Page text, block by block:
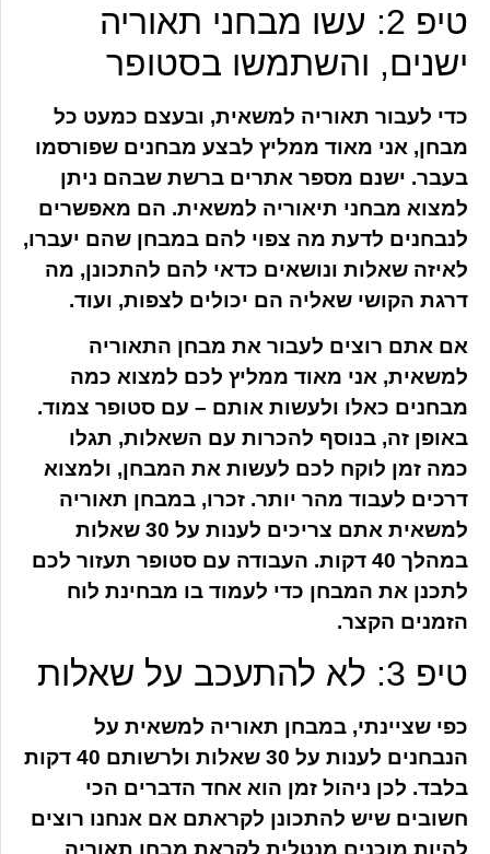
טיפ 2: עשו מבחני תאוריה
ישנים, והשתמשו בסטופר
כדי לעבור תאוריה למשאית, ובעצם כמעט כל
מבחן, אני מאוד ממליץ לבצע מבחנים שפורסמו
בעבר. ישנם מספר אתרים ברשת שבהם ניתן
למצוא מבחני תיאוריה למשאית. הם מאפשרים
לנבחנים לדעת מה צפוי להם במבחן שהם יעברו,
לאיזה שאלות ונושאים כדאי להם להתכונן, מה
דרגת הקושי שאליה הם יכולים לצפות, ועוד.
אם אתם רוצים לעבור את מבחן התאוריה
למשאית, אני מאוד ממליץ לכם למצוא כמה
מבחנים כאלו ולעשות אותם – עם סטופר צמוד.
באופן זה, בנוסף להכרות עם השאלות, תגלו
כמה זמן לוקח לכם לעשות את המבחן, ולמצוא
דרכים לעבוד מהר יותר. זכרו, במבחן תאוריה
למשאית אתם צריכים לענות על 30 שאלות
במהלך 40 דקות. העבודה עם סטופר תעזור לכם
לתכנן את המבחן כדי לעמוד בו מבחינת לוח
הזמנים הקצר.
טיפ 3: לא להתעכב על שאלות
כפי שציינתי, במבחן תאוריה למשאית על
הנבחנים לענות על 30 שאלות ולרשותם 40 דקות
בלבד. לכן ניהול זמן הוא אחד הדברים הכי
חשובים שיש להתכונן לקראתם אם אנחנו רוצים